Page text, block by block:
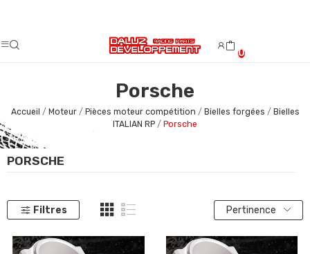
0
Porsche
Accueil Moteur Pièces moteur compétition Bielles forgées
Bielles
ITALIAN RP
Porsche
PORSCHE
Filtres Pertinence